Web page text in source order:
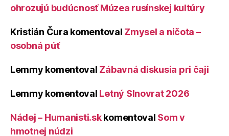
ohrozujú budúcnosť Múzea rusínskej kultúry
Kristián Čura komentoval Zmysel a ničota –
osobná púť
Lemmy komentoval Zábavná diskusia pri čaji
Lemmy komentoval Letný Slnovrat 2026
Nádej – Humanisti.skkomentoval Som v
hmotnej núdzi